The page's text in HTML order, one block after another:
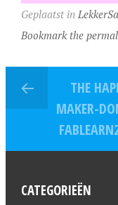
Geplaatst in
Bookmark the
THE
MAKER-
CATEGORIEËN